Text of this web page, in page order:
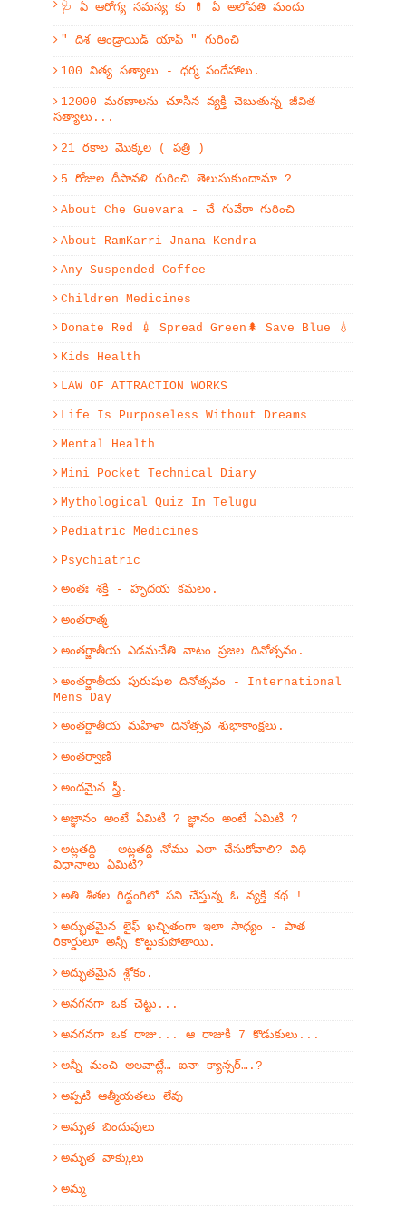
🩺 ఏ ఆరోగ్య సమస్య కు 💊 ఏ అలోపతి మందు
" దిశ ఆండ్రాయిడ్ యాప్ " గురించి
100 నిత్య సత్యాలు - ధర్మ సందేహాలు.
12000 మరణాలను చూసిన వ్యక్తి చెబుతున్న జీవిత
సత్యాలు...
21 రకాల మొక్కల ( పత్రి )
5 రోజుల దీపావళి గురించి తెలుసుకుందామా ?
About Che Guevara - చే గువేరా గురించి
About RamKarri Jnana Kendra
Any Suspended Coffee
Children Medicines
Donate Red 💉 Spread Green🌲 Save Blue 💧
Kids Health
LAW OF ATTRACTION WORKS
Life Is Purposeless Without Dreams
Mental Health
Mini Pocket Technical Diary
Mythological Quiz In Telugu
Pediatric Medicines
Psychiatric
అంతః శక్తి - హృదయ కమలం.
అంతరాత్మ
అంతర్జాతీయ ఎడమచేతి వాటం ప్రజల దినోత్సవం.
అంతర్జాతీయ పురుషుల దినోత్సవం - International
Mens Day
అంతర్జాతీయ మహిళా దినోత్సవ శుభాకాంక్షలు.
అంతర్వాణి
అందమైన స్త్రీ.
అజ్ఞానం అంటే ఏమిటి ? జ్ఞానం అంటే ఏమిటి ?
అట్లతద్ది - అట్లతద్ది నోము ఎలా చేసుకోవాలి? విధి
విధానాలు ఏమిటి?
అతి శీతల గిడ్డంగిలో పని చేస్తున్న ఓ వ్యక్తి కథ !
అద్భుతమైన లైఫ్ ఖచ్చితంగా ఇలా సాధ్యం - పాత
రికార్డులూ అన్నీ కొట్టుకుపోతాయి.
అద్భుతమైన శ్లోకం.
అనగనగా ఒక చెట్టు...
అనగనగా ఒక రాజు... ఆ రాజుకి 7 కొడుకులు...
అన్నీ మంచి అలవాట్లే… ఐనా క్యాన్సర్….?
అప్పటి ఆత్మీయతలు లేవు
అమృత బిందువులు
అమృత వాక్కులు
అమ్మ